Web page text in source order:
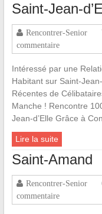
Saint-Jean-
Rencontrer-Senior
commentaire
Intéressé par une
Habitant sur Saint-
Récentes de
Manche ! Rencontre
Jean-d’Elle Grâce à
Lire la suite
Saint-Amand
Rencontrer-Senior
commentaire